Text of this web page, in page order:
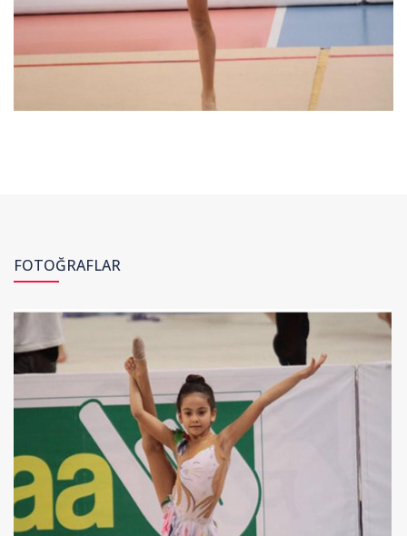
FOTOĞRAFLAR